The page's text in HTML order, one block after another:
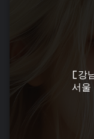
[강
서